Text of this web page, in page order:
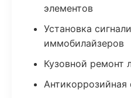
элементов
Установка
иммобилайзеров
Кузовной ремонт
Антикоррозийная